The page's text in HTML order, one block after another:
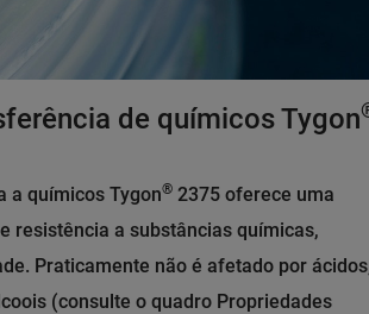
de químicos Tygon
a químicos Tygon® 2375 oferece uma
resistência a substâncias químicas,
Praticamente não é afetado por
(consulte o quadro Propriedades